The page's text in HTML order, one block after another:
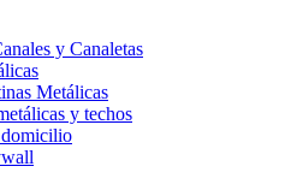
y Canaletas
Metálicas
y techos
domicilio